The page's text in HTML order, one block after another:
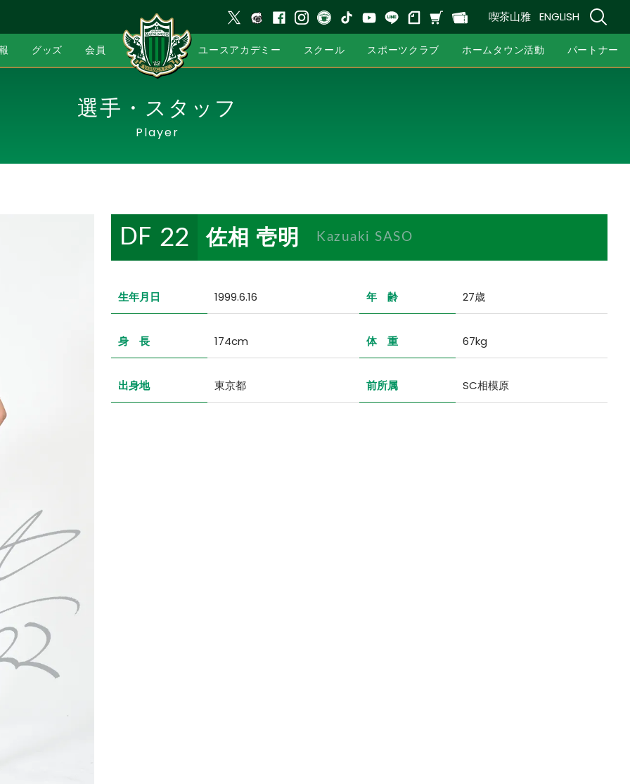
喫茶山雅 ENGLISH
グッズ 会員 ユースアカデミー スクール スポーツクラブ ホームタウン活動 パートナー
選手・スタッフ
Player
DF 22 佐相 壱明 Kazuaki SASO
生年月日 1999.6.16 年 齢 27歳
身 長 174cm 体 重 67kg
出身地 東京都 前所属 SC相模原